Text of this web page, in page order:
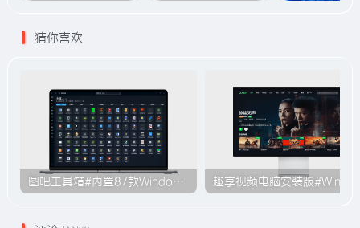
猜你喜欢
图吧工具箱#内置87款Windows系统使用工具#无需安装#B009